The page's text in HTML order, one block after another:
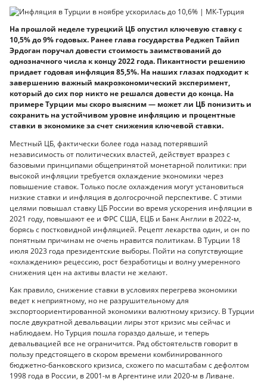
На прошлой неделе турецкий ЦБ опустил ключевую ставку с
10,5% до 9% годовых. Ранее глава государства Реджеп Тайип
Эрдоган поручал довести стоимость заимствований до
однозначного числа к концу 2022 года. Пикантности решению
придает годовая инфляция 85,5%. На наших глазах подходит к
завершению важный макроэкономический эксперимент,
который до сих пор никто не решался довести до конца. На
примере Турции мы скоро выясним — может ли ЦБ понизить и
сохранить на устойчивом уровне инфляцию и процентные
ставки в экономике за счет снижения ключевой ставки.
Местный ЦБ, фактически более года назад потерявший
независимость от политических властей, действует вразрез с
базовыми принципами общепринятой монетарной политики: при
высокой инфляции требуется охлаждение экономики через
повышение ставок. Только после охлаждения могут установиться
низкие ставки и инфляция в долгосрочной перспективе. С этими
целями повышал ставку ЦБ России во время ускорения инфляции в
2021 году, повышают ее и ФРС США, ЕЦБ и Банк Англии в 2022-м,
борясь с постковидной инфляцией. Рецепт лекарства один, и он по
понятным причинам не очень нравится политикам. В Турции 18
июля 2023 года президентские выборы. Пойти на сопутствующие
«охлаждению» рецессию, рост безработицы и волну умеренного
снижения цен на активы власти не желают.
Как правило, снижение ставки в условиях перегрева экономики
ведет к неприятному, но не разрушительному для
экспортоориентированной экономики валютному кризису. В Турции
после двукратной девальвации лиры этот кризис мы сейчас и
наблюдаем. Но Турция пошла гораздо дальше, и теперь
девальвацией все не ограничится. Ряд обстоятельств говорит в
пользу предстоящего в скором времени комбинированного
бюджетно-банковского кризиса, схожего по масштабам с дефолтом
1998 года в России, в 2001-м в Аргентине или 2020-м в Ливане.